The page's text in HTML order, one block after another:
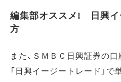
編集部オススメ! 日興イ
方
また、ＳＭＢＣ日興証券の
「日興イージートレード」